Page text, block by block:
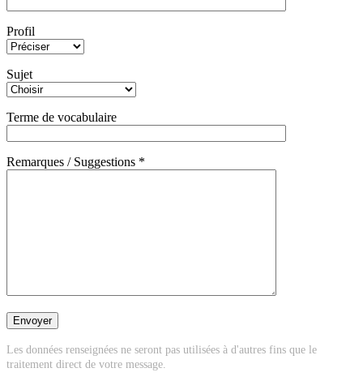
Profil
Sujet
Terme de vocabulaire
Remarques / Suggestions *
Les données renseignées ne seront pas utilisées à d'autres fins que le
traitement direct de votre message.